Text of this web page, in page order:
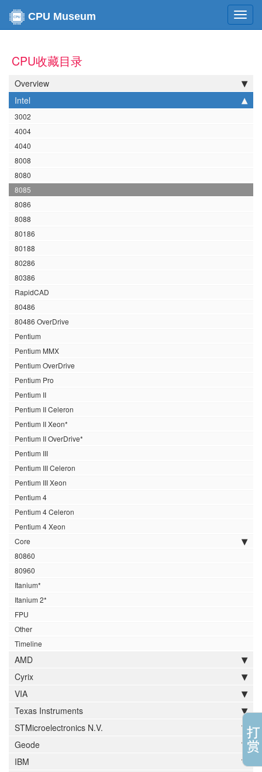
CPU Museum
CPU收藏目录
Overview
Intel
3002
4004
4040
8008
8080
8085
8086
8088
80186
80188
80286
80386
RapidCAD
80486
80486 OverDrive
Pentium
Pentium MMX
Pentium OverDrive
Pentium Pro
Pentium II
Pentium II Celeron
Pentium II Xeon*
Pentium II OverDrive*
Pentium III
Pentium III Celeron
Pentium III Xeon
Pentium 4
Pentium 4 Celeron
Pentium 4 Xeon
Core
80860
80960
Itanium*
Itanium 2*
FPU
Other
Timeline
AMD
Cyrix
VIA
Texas Instruments
STMicroelectronics N.V.
Geode
IBM